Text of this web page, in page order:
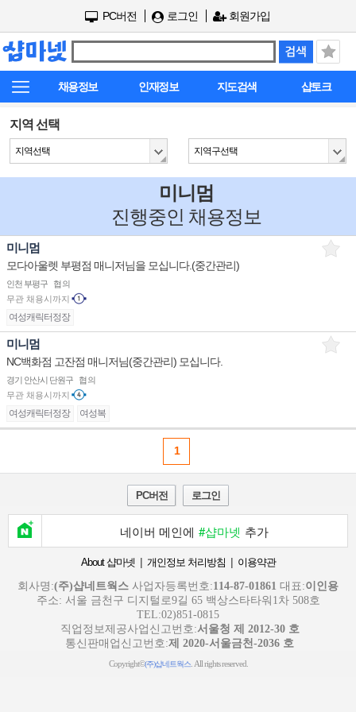
PC버전 로그인 회원가입
채용정보 인재정보 지도검색 샵토크
지역 선택
지역선택 지역구선택
미니멈
진행중인 채용정보
미니멈
모다아울렛 부평점 매니저님을 모십니다.(중간관리)
인천 부평구
협의
무관 채용시까지
여성캐릭터정장
미니멈
NC백화점 고잔점 매니저님(중간관리) 모십니다.
경기 안산시 단원구
협의
무관 채용시까지
여성캐릭터정장 여성복
1
PC버전 로그인
네이버 메인에 #샵마넷 추가
About 샵마넷 | 개인정보 처리방침 | 이용약관
회사명:(주)샵네트웍스 사업자등록번호:114-87-01861 대표:이인용
주소: 서울 금천구 디지털로9길 65 백상스타타워1차 508호
TEL:02)851-0815
직업정보제공사업신고번호:서울청 제 2012-30 호
통신판매업신고번호:제 2020-서울금천-2036 호
Copyright©(주)샵네트웍스. All rights reserved.